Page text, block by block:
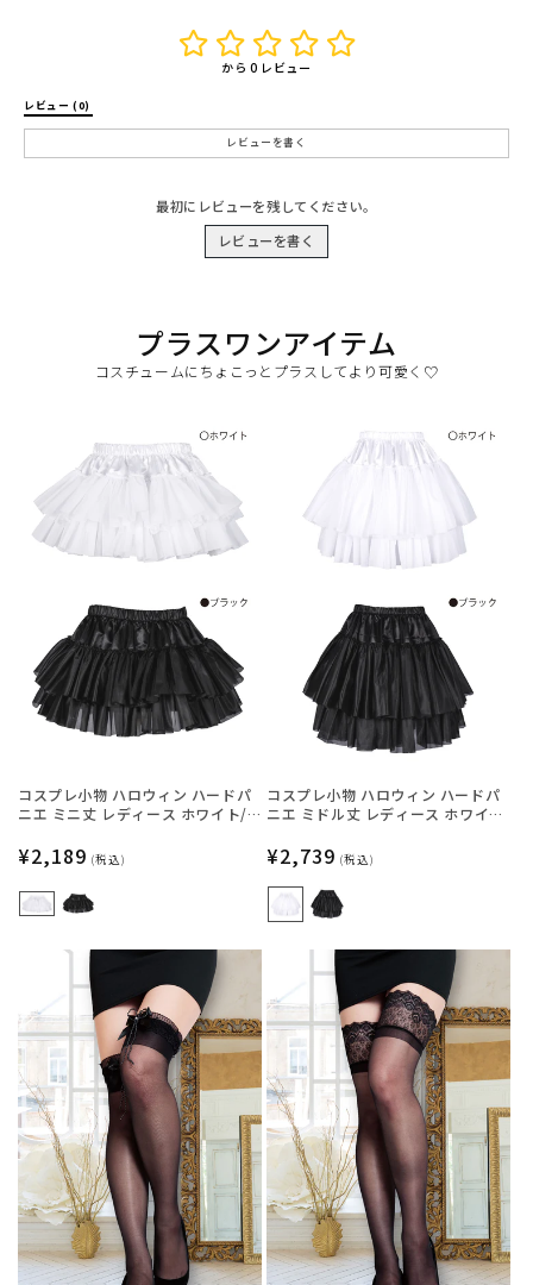
から 0 レビュー
レビュー (0)
レビューを書く
最初にレビューを残してください。
レビューを書く
プラスワンアイテム
コスチュームにちょこっとプラスしてより可愛く♡
コスプレ小物 ハロウィン ハードパ
ニエ ミニ丈 レディース ホワイト/
トーン】
通
常
価
¥2,189 (税込)
コスプレ小物 ハロウィン ハードパ
ニエ ミドル丈 レディース ホワイ
ストーン】
通
常
価
¥2,739 (税込)